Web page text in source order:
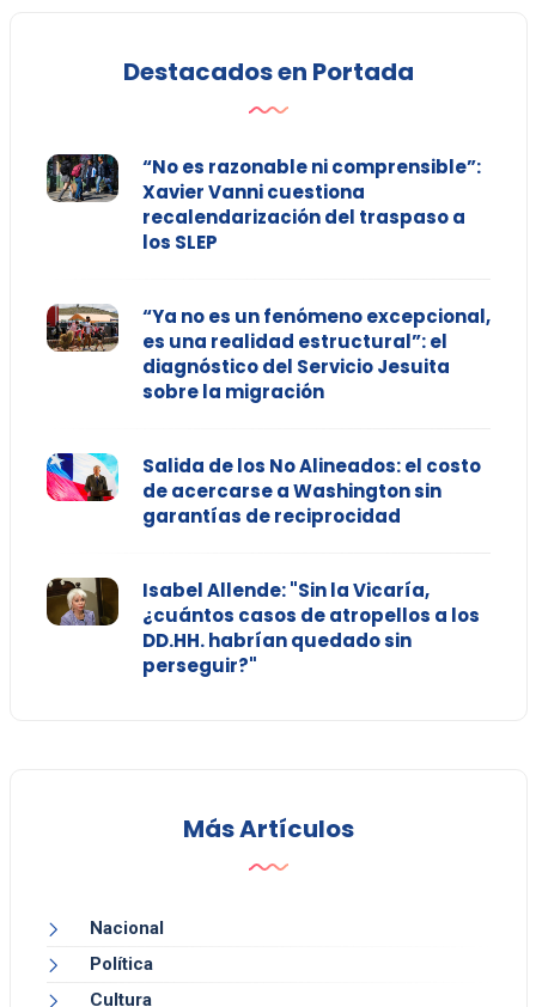
Destacados en Portada
“No es razonable ni comprensible”:
Xavier Vanni cuestiona
recalendarización del traspaso a
los SLEP
“Ya no es un fenómeno excepcional,
es una realidad estructural”: el
diagnóstico del Servicio Jesuita
sobre la migración
Salida de los No Alineados: el costo
de acercarse a Washington sin
garantías de reciprocidad
Isabel Allende: "Sin la Vicaría,
¿cuántos casos de atropellos a los
DD.HH. habrían quedado sin
perseguir?"
Más Artículos
Nacional
Política
Cultura